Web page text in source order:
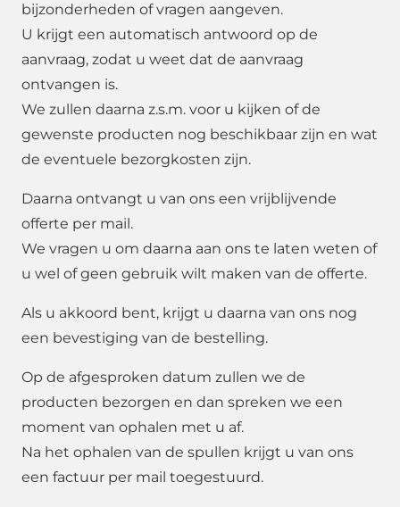
bijzonderheden of vragen aangeven.
U krijgt een automatisch antwoord op de
aanvraag, zodat u weet dat de aanvraag
ontvangen is.
We zullen daarna z.s.m. voor u kijken of de
gewenste producten nog beschikbaar zijn en wat
de eventuele bezorgkosten zijn.
Daarna ontvangt u van ons een vrijblijvende
offerte per mail.
We vragen u om daarna aan ons te laten weten of
u wel of geen gebruik wilt maken van de offerte.
Als u akkoord bent, krijgt u daarna van ons nog
een bevestiging van de bestelling.
Op de afgesproken datum zullen we de
producten bezorgen en dan spreken we een
moment van ophalen met u af.
Na het ophalen van de spullen krijgt u van ons
een factuur per mail toegestuurd.